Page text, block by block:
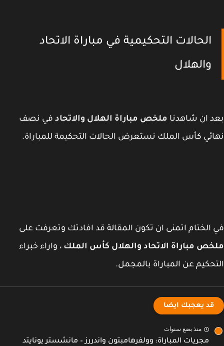
الحالات التحكيمية في مباراة الاتحاد
والهلال
ان شاهدناملخص مباراة الهلال والاتحادفي نصف
كأس الملك نستعرض الحالات التحكيمة للمباراة.
الختام اتمنى ان تكون المقالة قد افادتك وتعرفت على
مباراة الاتحاد والهلال كأس الملك، واراء خبراء
عن المباراة بالمجمل.
قد يعجبك ايضا
منذ بضع سنوات
مجريات المباراة: وولفرهامبتون واندررز – مانشستر يونايتد